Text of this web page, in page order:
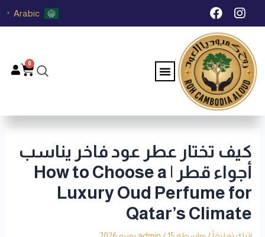
تخطي I
n
s
t
a
g
r
a
m
F
a
c
e
b
o
o
k
Arabic
▼
Menu
0
كيف تختار عطر عود فاخر يناسب
أجواء قطر | How to Choose a
Luxury Oud Perfume for
Qatar’s Climate
Post
navigation